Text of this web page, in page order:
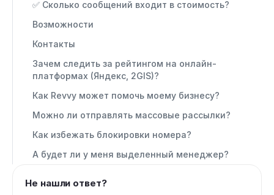
✅ Сколько сообщений входит в стоимость?
Возможности
Контакты
Зачем следить за рейтингом на онлайн-
платформах (Яндекс, 2GIS)?
Как Revvy может помочь моему бизнесу?
Можно ли отправлять массовые рассылки?
Как избежать блокировки номера?
А будет ли у меня выделенный менеджер?
Не нашли ответ?